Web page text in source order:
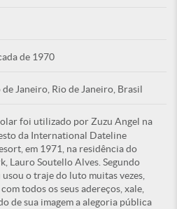
de 1970
de Janeiro, Rio de Janeiro, Brasil
foi utilizado por Zuzu Angel na
da International Dateline
em 1971, na residência do
Lauro Soutello Alves. Segundo
o traje do luto muitas vezes,
todos os seus adereços, xale,
de sua imagem a alegoria pública